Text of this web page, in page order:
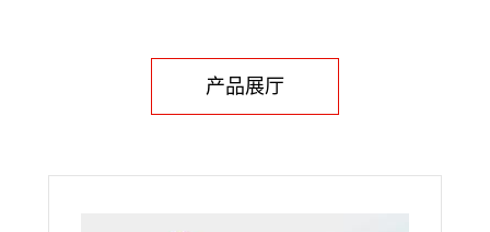
产品展厅